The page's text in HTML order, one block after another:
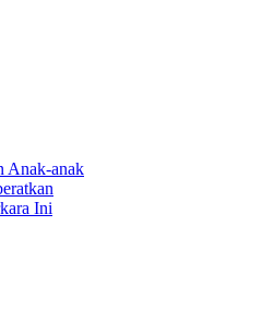
Anak-anak
Ini